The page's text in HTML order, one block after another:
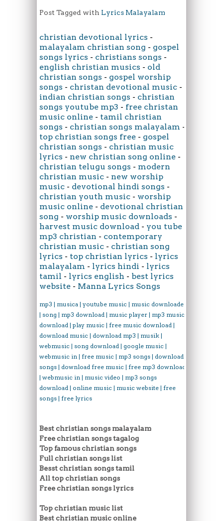
Post Tagged with Lyrics Malayalam
christian devotional lyrics -
malayalam christian song - gospel
songs lyrics - christians songs -
english christian musics - old
christian songs - gospel worship
songs - christan devotional music -
indian christian songs - christian
songs youtube mp3 - free christan
music online - tamil christian
songs - christian songs malayalam -
top christian songs free - gospel
christian songs - christian music
lyrics - new christian song online -
christian telugu songs - modern
christian music - new worship
music - devotional hindi songs -
christian youth music - worship
music online - devotional christian
song - worship music downloads -
harvest music download - you tube
mp3 christian - contemporary
christian music - christian song
lyrics - top christian lyrics - lyrics
malayalam - lyrics hindi - lyrics
tamil - lyrics english - best lyrics
website - Manna Lyrics Songs
mp3 | musica | youtube music | music downloader
| song | mp3 download | music player | mp3 music
download | play music | free music download |
download music | download mp3 | musik |
webmusic | song download | google music |
webmusic in | free music | mp3 songs | download
songs | download free music | free mp3 download
| webmusic in | music video | mp3 songs
download | online music | music website | free
songs | free lyrics
Best christian songs malayalam
Free christian songs tagalog
Top famous christian songs
Full christian songs list
Besst christian songs tamil
All top christian songs
Free christian songs lyrics
Top christian music list
Best christian music online